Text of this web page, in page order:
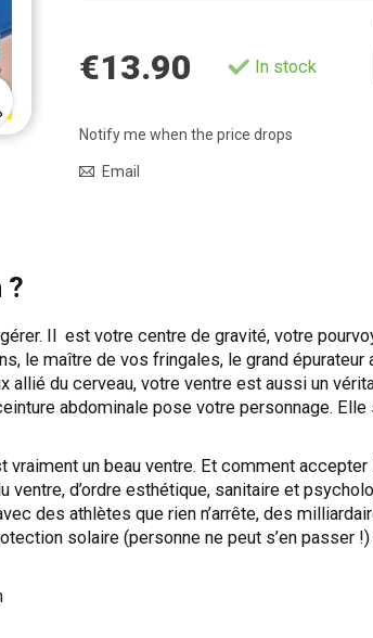
€13.90 In stock
Notify me when the price drops
Email
?
Il est votre centre de gravité, votre
le maître de vos fringales, le grand
du cerveau, votre ventre est aussi un
abdominale pose votre personnage.
vraiment un beau ventre. Et comment
d’ordre esthétique, sanitaire et
des athlètes que rien n’arrête, des
solaire (personne ne peut s’en